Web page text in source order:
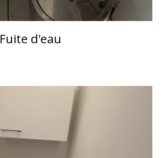
Fuite d'eau